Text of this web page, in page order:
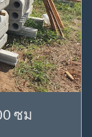
ซม